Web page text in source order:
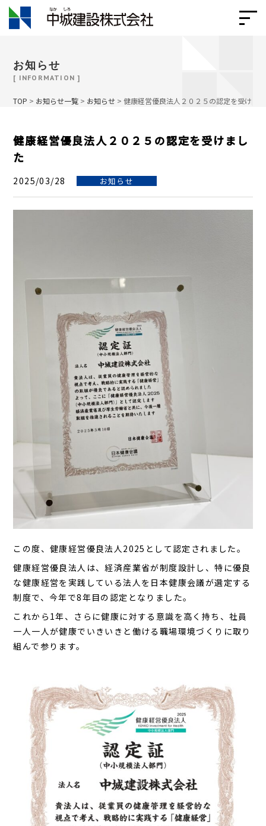
お知らせ
[ INFORMATION ]
TOP > お知らせ一覧 > お知らせ >健康経営優良法人２０２５の認定を受けま
健康経営優良法人２０２５の認定を受けまし
た
2025/03/28 お知らせ
この度、健康経営優良法人2025として認定されました。
健康経営優良法人は、経済産業省が制度設計し、特に優良
な健康経営を実践している法人を日本健康会議が選定する
制度で、今年で8年目の認定となりました。
これから1年、さらに健康に対する意識を高く持ち、社員
一人一人が健康でいきいきと働ける職場環境づくりに取り
組んで参ります。